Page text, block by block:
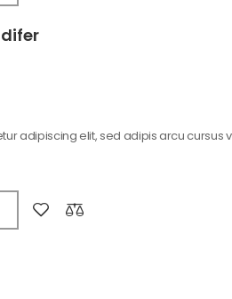
adipiscing elit, sed adipis arcu cursus